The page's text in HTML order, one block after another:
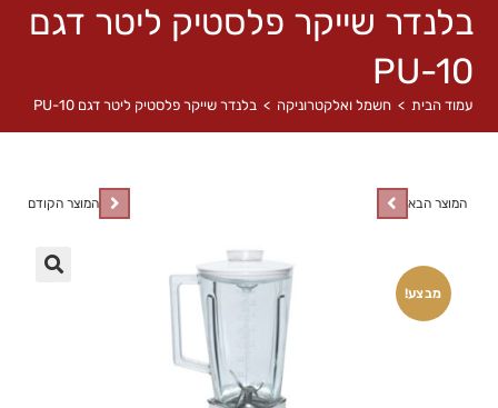
בלנדר שייקר פלסטיק ליטר דגם
PU-10
עמוד הבית > חשמל ואלקטרוניקה > בלנדר שייקר פלסטיק ליטר דגם PU-10
מבצע!
המוצר הקודם המוצר הבא